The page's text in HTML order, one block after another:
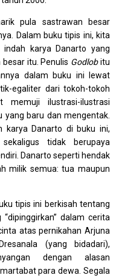
pula sastrawan besar
Dalam buku tipis ini, kita
indah karya Danarto yang
itu. Penulis Godlobitu
dalam buku ini lewat
egaliter dari tokoh-tokoh
memuji ilustrasi-ilustrasi
yang baru dan mengentak.
karya Danarto di buku ini,
tidak berupaya
Danarto seperti hendak
milik semua: tua maupun
tipis ini berkisah tentang
dalam cerita
atas pernikahan Arjuna
(yang bidadari),
dengan alasan
para dewa. Segala